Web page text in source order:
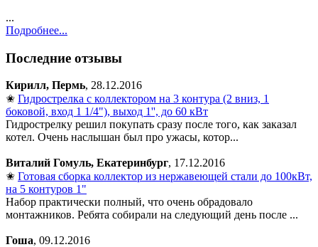
...
Подробнее...
Последние отзывы
Кирилл, Пермь, 28.12.2016
✬ Гидрострелка с коллектором на 3 контура (2 вниз, 1
боковой, вход 1 1/4"), выход 1'', до 60 кВт
Гидрострелку решил покупать сразу после того, как заказал
котел. Очень наслышан был про ужасы, котор...
Виталий Гомуль, Екатеринбург, 17.12.2016
✬ Готовая сборка коллектор из нержавеющей стали до 100кВт,
на 5 контуров 1"
Набор практически полный, что очень обрадовало
монтажников. Ребята собирали на следующий день после ...
Гоша, 09.12.2016